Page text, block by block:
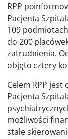
RPP
Pacjenta
109
do 200
zatrudnienia.
objęto cztery
Celem RPP jest
Pacjenta
możliwości
stałe